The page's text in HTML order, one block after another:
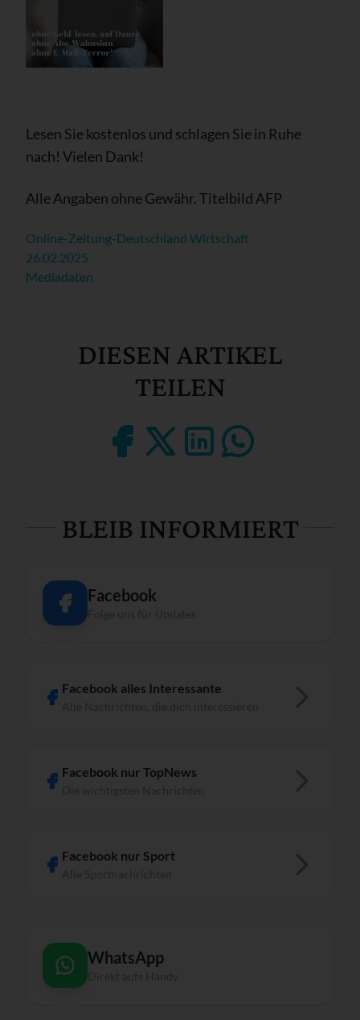
Lesen Sie kostenlos und schlagen Sie in Ruhe
nach! Vielen Dank!
Alle Angaben ohne Gewähr. Titelbild AFP
Online-Zeitung-Deutschland Wirtschaft
26.02.2025
Mediadaten
DIESEN ARTIKEL
TEILEN
BLEIB INFORMIERT
Facebook
Facebook alles Interessante
Facebook nur TopNews
Facebook nur Sport
WhatsApp